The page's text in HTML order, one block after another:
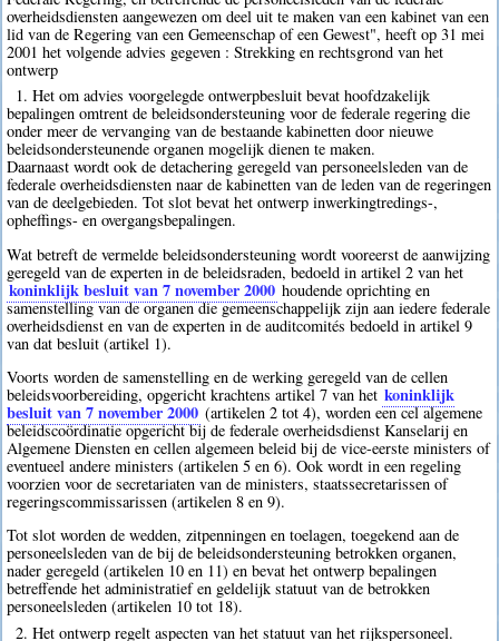
overheidsdiensten aangewezen om deel uit te maken van een kabinet van een
lid van de Regering van een Gemeenschap of een Gewest", heeft op 31 mei
2001 het volgende advies gegeven : Strekking en rechtsgrond van het
ontwerp
1. Het om advies voorgelegde ontwerpbesluit bevat hoofdzakelijk
bepalingen omtrent de beleidsondersteuning voor de federale regering die
onder meer de vervanging van de bestaande kabinetten door nieuwe
beleidsondersteunende organen mogelijk dienen te maken.
Daarnaast wordt ook de detachering geregeld van personeelsleden van de
federale overheidsdiensten naar de kabinetten van de leden van de regeringen
van de deelgebieden. Tot slot bevat het ontwerp inwerkingtredings-,
opheffings- en overgangsbepalingen.
Wat betreft de vermelde beleidsondersteuning wordt vooreerst de aanwijzing
geregeld van de experten in de beleidsraden, bedoeld in artikel 2 van het
koninklijk besluit van 7 november 2000 houdende oprichting en
samenstelling van de organen die gemeenschappelijk zijn aan iedere federale
overheidsdienst en van de experten in de auditcomités bedoeld in artikel 9
van dat besluit (artikel 1).
Voorts worden de samenstelling en de werking geregeld van de cellen
beleidsvoorbereiding, opgericht krachtens artikel 7 van het koninklijk
besluit van 7 november 2000 (artikelen 2 tot 4), worden een cel algemene
beleidscoördinatie opgericht bij de federale overheidsdienst Kanselarij en
Algemene Diensten en cellen algemeen beleid bij de vice-eerste ministers of
eventueel andere ministers (artikelen 5 en 6). Ook wordt in een regeling
voorzien voor de secretariaten van de ministers, staatssecretarissen of
regeringscommissarissen (artikelen 8 en 9).
Tot slot worden de wedden, zitpenningen en toelagen, toegekend aan de
personeelsleden van de bij de beleidsondersteuning betrokken organen,
nader geregeld (artikelen 10 en 11) en bevat het ontwerp bepalingen
betreffende het administratief en geldelijk statuut van de betrokken
personeelsleden (artikelen 10 tot 18).
2. Het ontwerp regelt aspecten van het statuut van het rijkspersoneel.